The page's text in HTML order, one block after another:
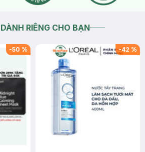
RIÊNG CHO BẠN
-50 % -42 %